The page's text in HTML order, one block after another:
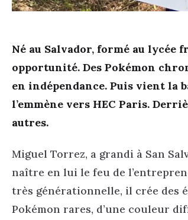
Né au Salvador, formé au
opportunité. Des Pokémon
en indépendance. Puis vient la
l’emmène vers HEC Paris.
autres.
Miguel Torrez, a grandi à San
naître en lui le feu de
très générationnelle, il crée des
Pokémon rares, d’une couleur